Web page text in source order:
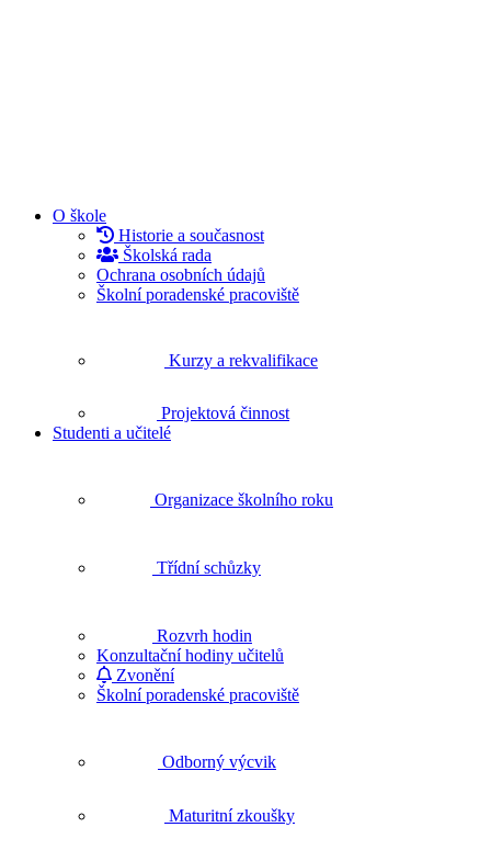
O škole
Historie a současnost
Školská rada
Ochrana osobních údajů
Školní poradenské pracoviště
Kurzy a rekvalifikace
Projektová činnost
Studenti a učitelé
Organizace školního roku
Třídní schůzky
Rozvrh hodin
Konzultační hodiny učitelů
Zvonění
Školní poradenské pracoviště
Odborný výcvik
Maturitní zkoušky